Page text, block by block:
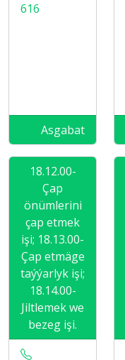
616
Asgabat
18.12.00-
Çap
önümlerini
çap etmek
işi; 18.13.00-
Çap etmäge
taýýarlyk işi;
18.14.00-
Jiltlemek we
bezeg işi.